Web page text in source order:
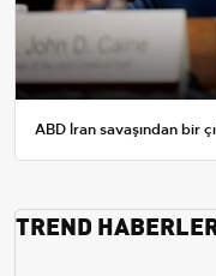
ABD İran savaşından bir
TREND